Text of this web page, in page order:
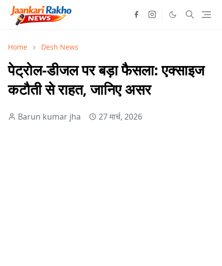
Home Desh News
पेट्रोल-डीजल पर बड़ा फैसला: एक्साइज
कटौती से राहत, जानिए असर
Barun kumar jha 27 मार्च, 2026